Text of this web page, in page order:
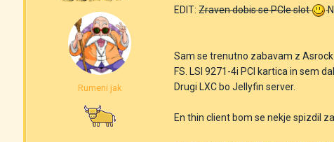
Rumeni jak
EDIT:Zraven dobis se PCIe slot
Sam se trenutno zabavam z Asrock
FS. LSI 9271-4i PCI kartica in sem
Drugi LXC bo Jellyfin server.
En thin client bom se nekje spizdil